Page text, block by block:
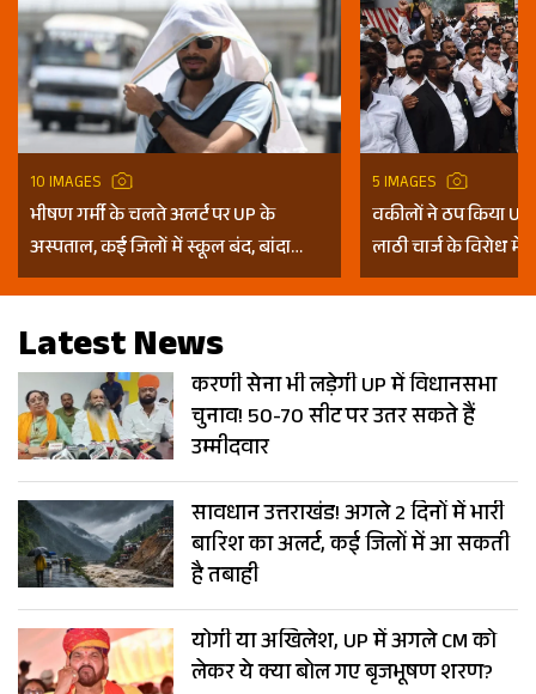
10 IMAGES
भीषण गर्मी के चलते अलर्ट पर UP के
अस्पताल, कई जिलों में स्कूल बंद, बांदा
दुनिया का तीसरा सबसे गर्म शहर
5 IMAGES
वकीलों ने ठप किया
लाठी चार्ज के विरोध
Photos
Latest News
करणी सेना भी लड़ेगी UP में विधानसभा
चुनाव! 50-70 सीट पर उतर सकते हैं
उम्मीदवार
सावधान उत्तराखंड! अगले 2 दिनों में भारी
बारिश का अलर्ट, कई जिलों में आ सकती
है तबाही
योगी या अखिलेश, UP में अगले CM को
लेकर ये क्या बोल गए बृजभूषण शरण?